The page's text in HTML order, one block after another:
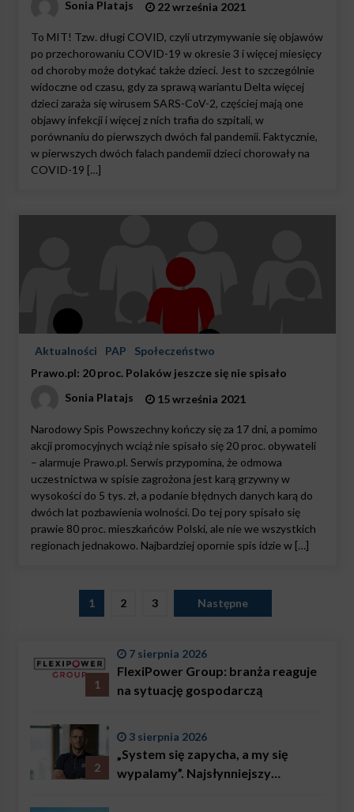
Sonia Platajs 22 września 2021
To MIT! Tzw. długi COVID, czyli utrzymywanie się objawów
po przechorowaniu COVID-19 w okresie 3 i więcej miesięcy
od choroby może dotykać także dzieci. Jest to szczególnie
widoczne od czasu, gdy za sprawą wariantu Delta więcej
dzieci zaraża się wirusem SARS-CoV-2, częściej mają one
objawy infekcji i więcej z nich trafia do szpitali, w
porównaniu do pierwszych dwóch fal pandemii. Faktycznie,
w pierwszych dwóch falach pandemii dzieci chorowały na
COVID-19 […]
Aktualności PAP
Społeczeństwo
Prawo.pl: 20 proc. Polaków jeszcze się nie spisało
Sonia Platajs
15 września 2021
Narodowy Spis Powszechny kończy się za 17 dni, a pomimo
akcji promocyjnych wciąż nie spisało się 20 proc. obywateli
– alarmuje Prawo.pl. Serwis przypomina, że odmowa
uczestnictwa w spisie zagrożona jest karą grzywny w
wysokości do 5 tys. zł, a podanie błędnych danych karą do
dwóch lat pozbawienia wolności. Do tej pory spisało się
prawie 80 proc. mieszkańców Polski, ale nie we wszystkich
regionach jednakowo. Najbardziej opornie spis idzie w […]
Stronicowanie
1 2 3 Następne
1
7 sierpnia 2026
FlexiPower Group: branża reaguje
na sytuację gospodarczą
2
3 sierpnia 2026
„System się zapycha, a my się
wypalamy”. Najsłynniejszy